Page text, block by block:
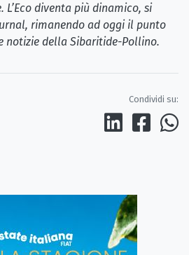
diventa più dinamico, si
rimanendo ad oggi il punto
notizie della Sibaritide-Pollino.
Condividi su: